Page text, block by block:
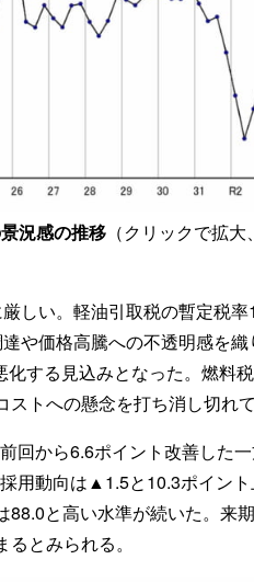
況感の推移 （クリックで拡
しい。軽油引取税の暫定税
や価格高騰への不透明感を
する見込みとなった。燃料
トへの懸念を打ち消し切れて
回から6.6ポイント改善した
用動向は▲1.5と10.3ポイン
と高い水準が続いた。来
とみられる。